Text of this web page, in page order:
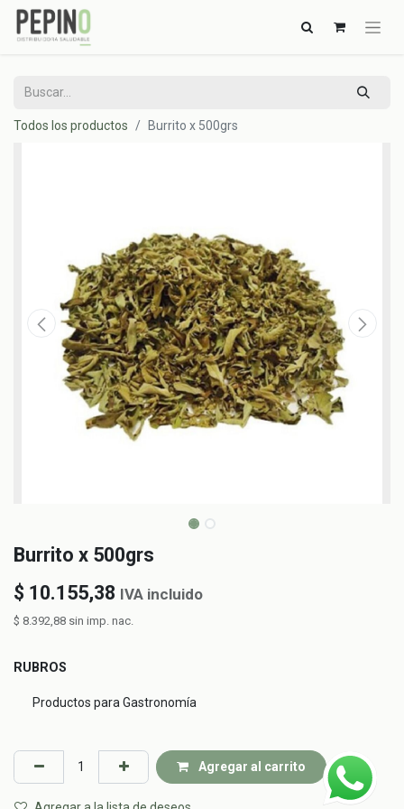
Todos los productos Burrito x 500grs
Burrito x 500grs
$ 10.155,38 IVA incluido
$ 8.392,88 sin imp. nac.
RUBROS
Productos para Gastronomía
Agregar al carrito